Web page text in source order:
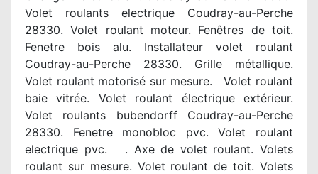
Volet roulants electrique Coudray-au-Perche
28330. Volet roulant moteur. Fenêtres de toit.
Fenetre bois alu. Installateur volet roulant
Coudray-au-Perche 28330. Grille métallique.
Volet roulant motorisé sur mesure. Volet roulant
baie vitrée. Volet roulant électrique extérieur.
Volet roulants bubendorff Coudray-au-Perche
28330. Fenetre monobloc pvc. Volet roulant
electrique pvc. . Axe de volet roulant. Volets
roulant sur mesure. Volet roulant de toit. Volets